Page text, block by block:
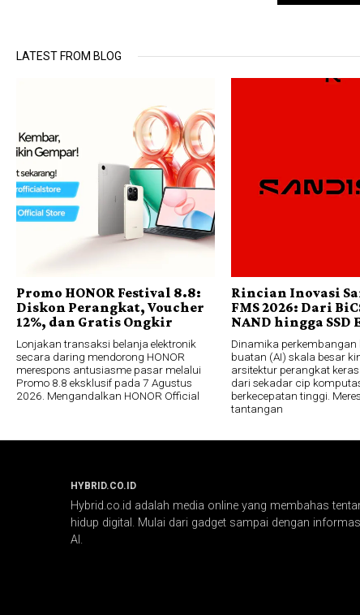
LATEST FROM BLOG
Promo HONOR Festival 8.8:
Diskon Perangkat, Voucher
12%, dan Gratis Ongkir
Lonjakan transaksi belanja elektronik
secara daring mendorong HONOR
merespons antusiasme pasar melalui
Promo 8.8 eksklusif pada 7 Agustus
2026. Mengandalkan HONOR Official
Rincian Inovasi
FMS 2026: Dari
NAND hingga
Dinamika perkembangan
buatan (AI) skala besar
arsitektur perangkat
dari sekadar cip
berkecepatan tinggi.
tantangan
HYBRID.CO.ID
Hybrid.co.id adalah media online yang membahas
hidup digital. Mulai dari gadget sampai dengan
AI.